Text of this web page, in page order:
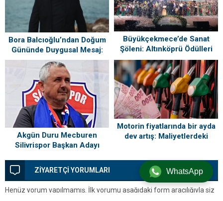
Bora Balcıoğlu’ndan Doğum
Gününde Duygusal Mesaj:
“Silivri’mi Çok Özlüyorum”
Büyükçekmece’de Sanat
Şöleni: Altınköprü Ödülleri
Sahiplerini Buldu!
Akgün Duru Mecburen
Silivrispor Başkan Adayı
Motorin fiyatlarında bir ayda
dev artış: Maliyetlerdeki
ZİYARETÇİ YORUMLARI
Henüz yorum yapılmamış. İlk yorumu aşağıdaki form aracılığıyla siz
WhatsApp